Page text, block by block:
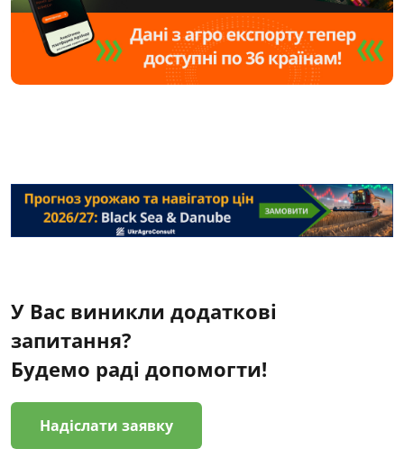
У Вас виникли додаткові
запитання?
Будемо раді допомогти!
Надіслати заявку